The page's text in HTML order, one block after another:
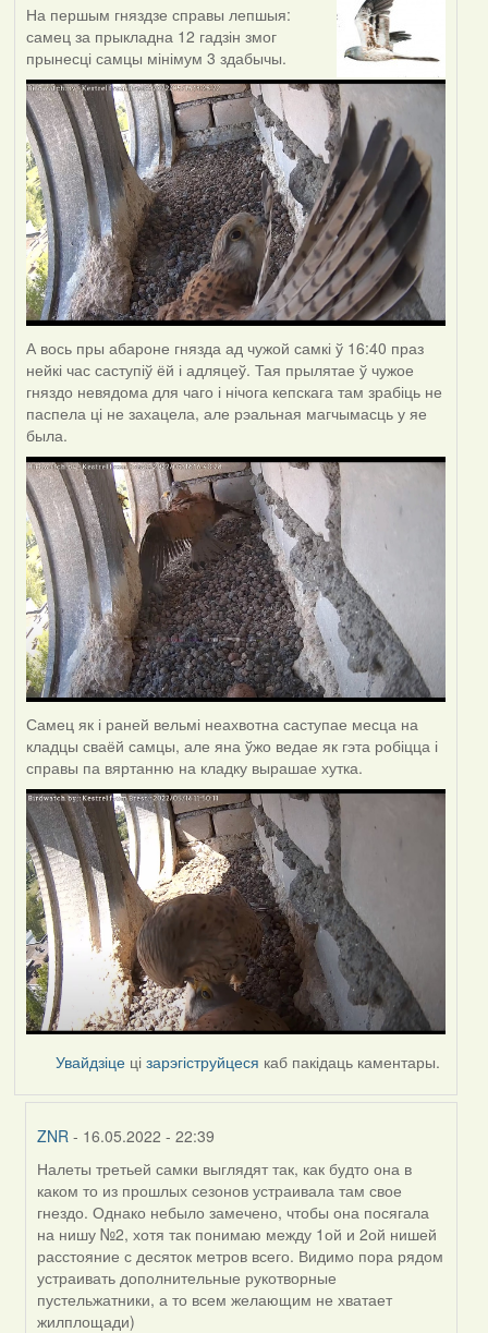
На першым гняздзе справы лепшыя:
самец за прыкладна 12 гадзін змог
прынесці самцы мінімум 3 здабычы.
А вось пры абароне гнязда ад чужой самкі ў 16:40 праз
нейкі час саступіў ёй і адляцеў. Тая прылятае ў чужое
гняздо невядома для чаго і нічога кепскага там зрабіць не
паспела ці не захацела, але рэальная магчымасць у яе
была.
Самец як і раней вельмі неахвотна саступае месца на
кладцы сваёй самцы, але яна ўжо ведае як гэта робіцца і
справы па вяртанню на кладку вырашае хутка.
Увайдзіце цізарэгіструйцеся каб пакідаць каментары.
ZNR - 16.05.2022 - 22:39
In
reply
to
by
Harrier
Налеты третьей самки выглядят так, как будто она в
каком то из прошлых сезонов устраивала там свое
гнездо. Однако небыло замечено, чтобы она посягала
на нишу №2, хотя так понимаю между 1ой и 2ой нишей
расстояние с десяток метров всего. Видимо пора рядом
устраивать дополнительные рукотворные
пустельжатники, а то всем желающим не хватает
жилплощади)